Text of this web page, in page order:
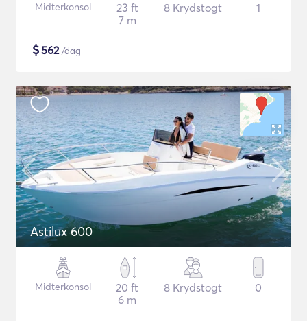
Midterkonsol
23 ft
7 m
8 Krydstogt 1
$562/dag
Astilux 600
Midterkonsol
20 ft
6 m
8 Krydstogt 0